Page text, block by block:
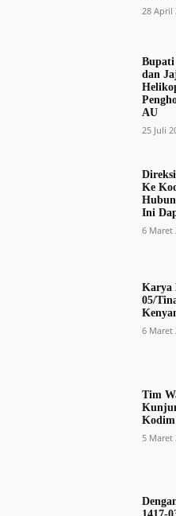
28 April
Bupati
dan
AU
25 Juli
Ke
Ini
6 Maret
Karya
05/
6 Maret
Tim
Kodim
5 Maret